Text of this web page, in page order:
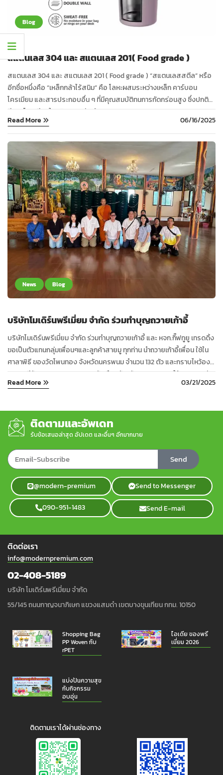
Blog
สแตนเลส 304 และ สแตนเลส 201( Food grade )
สแตนเลส 304 และ สแตนเลส 201 ( Food grade ) “สแตนเลสสตีล” หรือ
อีกชื่อหนึ่งคือ “เหล็กกล้าไร้สนิม” คือ โลหะผสมระหว่างเหล็ก คาร์บอน
โครเมียม และสารประกอบอื่น ๆ ที่มีคุณสมบัติทนการกัดกร่อนสูง ซึ่งปกติจะ
มีสารโครเมียมในปริมาณอย่างน้อย 10% ...
Read More
06/16/2025
News Blog
บริษัทโมเดิร์นพรีเมี่ยม จำกัด ร่วมทำบุญถวายเก้าอี้
บริษัทโมเดิร์นพรีเมี่ยม จำกัด ร่วมทำบุญถวายเก้าอี้ และ หจก.กิ๊ฟทูยู เทรดดิ้ง
ขอเป็นตัวแทนกลุ่มเพื่อนๆและลูกค้าสายมู ทุกท่าน นำถวายเก้าอี้เพื่อน ใช้ใน
ศาลาพิธี ของวัดโพนทอง จังหวัดนครพนม จำนวน 132 ตัว และกราบไหว้องค์
พญาศรีสัตตนาคราช และศาลหลักเมืองจังหวัดนครพนม ขอให้สายมูทุกท่าน
โชคดีและเป็นมงคลชีวิต ตลอดไปค่ะ ...
Read More 03/21/2025
ติดตามและอัพเดท
รับข้อเสนอล่าสุด อัปเดต และอื่นๆ อีกมากมาย
Send
@modern-premium Send to Messenger
090-951-1483 Send E-mail
ติดต่อเรา
info@modernpremium.com
02-408-5189
บริษัท โมเดิร์นพรีเมี่ยม จำกัด
55/145 ถนนกาญจนาภิเษก แขวงแสมดำ เขตบางขุนเทียน กทม. 10150
Shopping Bag
PP Woven กับ
rPET
ไอเดีย ของพรี
เมี่ยม 2026
แบ่งปันความสุข
กับกิจกรรม
อบอุ่น
ติดตามเราได้ผ่านช่องทาง